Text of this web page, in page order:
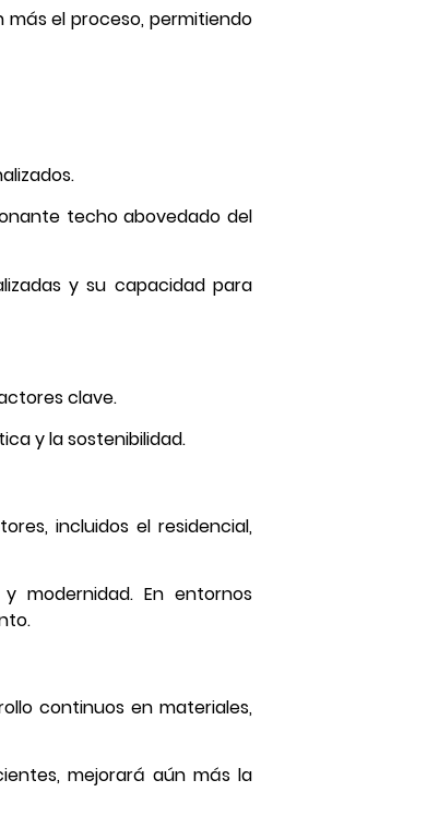
el proceso, permitiendo
techo abovedado del
y su capacidad para
clave.
y la sostenibilidad.
incluidos el residencial,
modernidad. En entornos
continuos en materiales,
mejorará aún más la